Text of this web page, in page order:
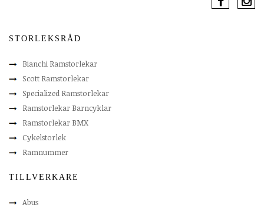
STORLEKSRÅD
Bianchi Ramstorlekar
Scott Ramstorlekar
Specialized Ramstorlekar
Ramstorlekar Barncyklar
Ramstorlekar BMX
Cykelstorlek
Ramnummer
TILLVERKARE
Abus